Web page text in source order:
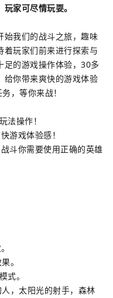
家可尽情玩耍。
始我们的战斗之旅，趣味
着玩家们前来进行探索与
足的游戏操作体验，30多
给你带来爽快的游戏体验
，等你来战！
法操作！
游戏体验感！
斗你需要使用正确的英雄
。
式。
，太阳光的射手，森林